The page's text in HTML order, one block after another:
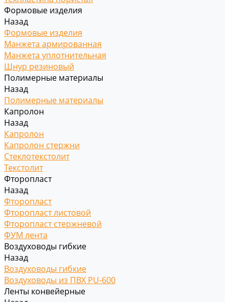
Формовые изделия
Назад
Формовые изделия
Манжета армированная
Манжета уплотнительная
Шнур резиновый
Полимерные материалы
Назад
Полимерные материалы
Капролон
Назад
Капролон
Капролон стержни
Стеклотекстолит
Текстолит
Фторопласт
Назад
Фторопласт
Фторопласт листовой
Фторопласт стержневой
ФУМ лента
Воздуховоды гибкие
Назад
Воздуховоды гибкие
Воздуховоды из ПВХ PU-600
Ленты конвейерные